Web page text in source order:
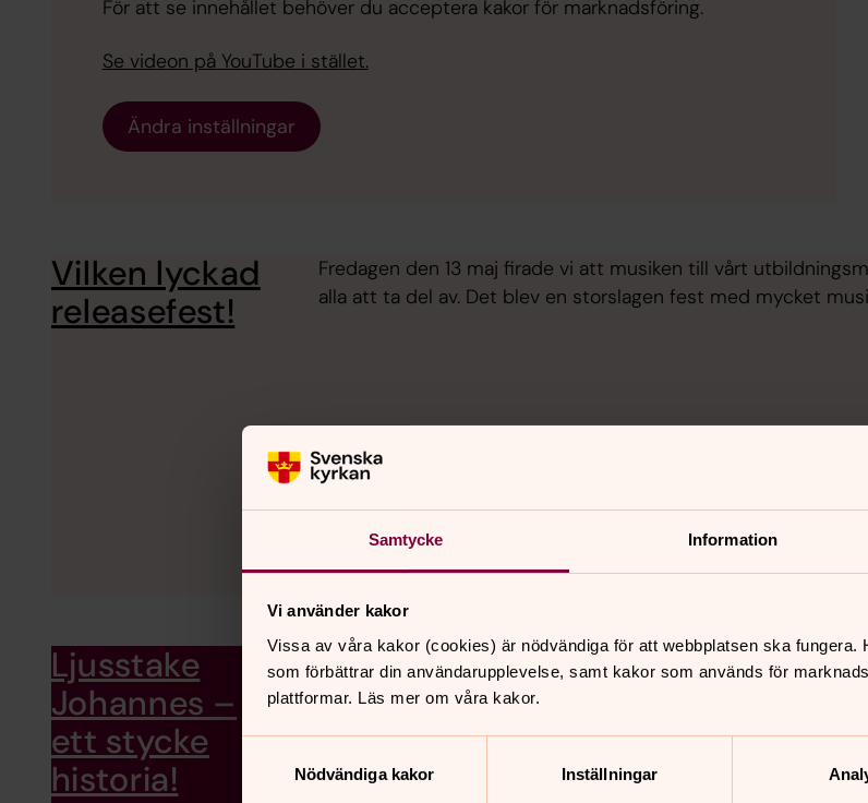
Samtycke Information
Vi använder kakor
Vissa av våra kakor (cookies) är nödvändiga för att webbplatsen ska
som förbättrar din användarupplevelse, samt kakor som används för
plattformar. Läs mer om våra kakor.
Nödvändiga kakor
Inställningar
För att se innehållet behöver du acceptera kakor för marknadsföring.
Se videon på YouTube i stället.
Ändra inställningar
Vilken lyckad
releasefest!
Fredagen den 13 maj firade vi att musiken till vårt
alla att ta del av. Det blev en storslagen fest med mycket
Ljusstake
Johannes –
ett stycke
historia!
En unik present att ge bort som bröllopsgåva, doppresent,
ljusstake och bidra till bevarandet av S:t Johannes kyrka.
Stockholm. De är signerade av kyrkoherde Catharina Segerbank,
samma gång!